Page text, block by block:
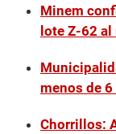
Minem
lote Z-62
menos de 6
Chorrillos: